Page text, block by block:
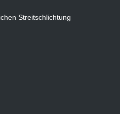
Streitschlichtung